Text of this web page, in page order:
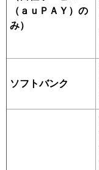
（ａｕＰＡＹ）の
み）
ソフトバンク